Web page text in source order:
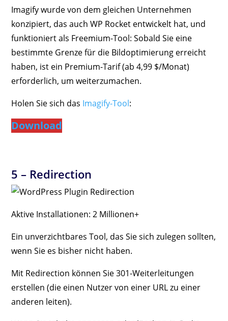
Imagify wurde von dem gleichen Unternehmen
konzipiert, das auch WP Rocket entwickelt hat, und
funktioniert als Freemium-Tool: Sobald Sie eine
bestimmte Grenze für die Bildoptimierung erreicht
haben, ist ein Premium-Tarif (ab 4,99 $/Monat)
erforderlich, um weiterzumachen.
Holen Sie sich das Imagify-Tool:
Download
5 – Redirection
Aktive Installationen: 2 Millionen+
Ein unverzichtbares Tool, das Sie sich zulegen sollten,
wenn Sie es bisher nicht haben.
Mit Redirection können Sie 301-Weiterleitungen
erstellen (die einen Nutzer von einer URL zu einer
anderen leiten).